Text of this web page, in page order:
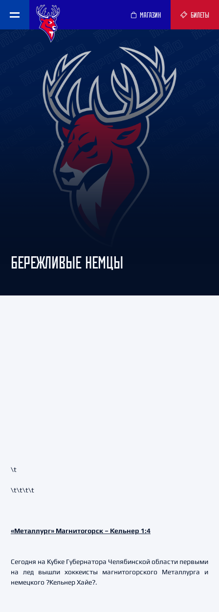
МАГАЗИН БИЛЕТЫ
БЕРЕЖЛИВЫЕ НЕМЦЫ
\t
\t\t\t\t
«Металлург» Магнитогорск – Кельнер 1:4
Сегодня на Кубке Губернатора Челябинской области первыми
на лед вышли хоккеисты магнитогорского Металлурга и
немецкого ?Кельнер Хайе?.